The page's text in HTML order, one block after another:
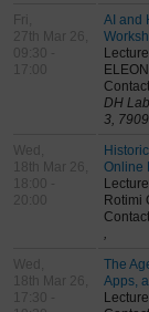
Fri,
27th Mar 26,
09:30 -
17:00
AI and
DH
3,
Wed,
18th Mar 26,
20:00
Online
Rotimi
,
Wed,
18th Mar 26,
17:30 -
The
Apps,